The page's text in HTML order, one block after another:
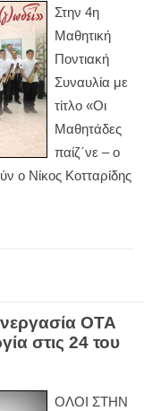
Στην 4η
Μαθητική
Ποντιακή
Συναυλία με
τίτλο «Οι
Μαθητάδες
παίζ΄νε – ο
ο Νίκος Κοτταρίδης
ΟΤΑ
στις 24 του
ΟΛΟΙ ΣΤΗΝ